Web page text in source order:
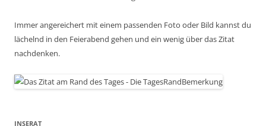
Immer angereichert mit einem passenden Foto oder Bild kannst du
lächelnd in den Feierabend gehen und ein wenig über das Zitat
nachdenken.
INSERAT